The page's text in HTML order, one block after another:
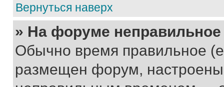
Вернуться наверх
» На форуме
Обычно время правильное
размещен форум, настроены